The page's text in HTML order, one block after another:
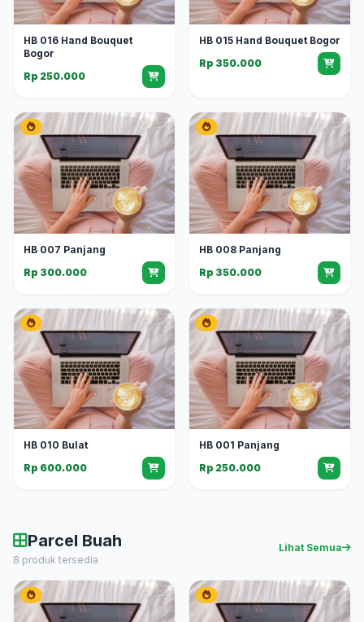
HB 016 Hand Bouquet
Bogor
Rp 250.000
HB 015 Hand Bouquet Bogor
Rp 350.000
HB 007 Panjang
Rp 300.000
HB 008 Panjang
Rp 350.000
HB 010 Bulat
Rp 600.000
HB 001 Panjang
Rp 250.000
Parcel Buah
8 produk tersedia
Lihat Semua